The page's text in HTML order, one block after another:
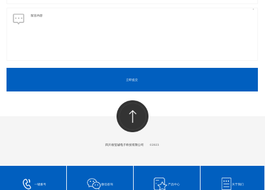
立即提交
四川省玺诚电子科技有限公司 ​©2023
一键拨号 微信咨询 产品中心 关于我们